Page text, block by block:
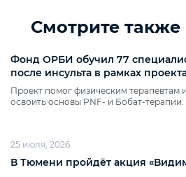
Смотрите также
Фонд ОРБИ обучил 77
после инсульта в рамках
Проект помог физическим терапевтам
освоить основы PNF‑ и Бобат‑терапии.
25 июля, 2026
В Тюмени пройдёт акция